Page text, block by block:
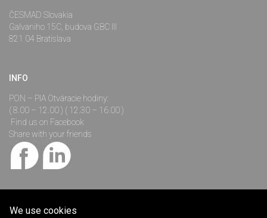
ČESMAD Slovakia
Galvaniho 15C, budova GBC III
821 04 Bratislava
INFO
PON – PIA Otváracie hodiny:
( 8.00 – 12.00 ) ( 12.30 – 16.00 )
Find us on Facebook
Share with your friends
We use cookies